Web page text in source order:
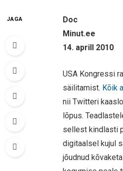
JAGA
Doc
Minut.ee
14. aprill 2010
USA Kongressi
säilitamist. Kõik
nii Twitteri
lõpus.
sellest kindlasti
digitaalsel kujul
jõudnud